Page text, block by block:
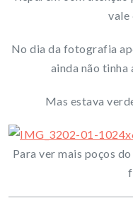
vale
No dia da fotografia
ainda não tinha
Mas estava
Para ver mais poços